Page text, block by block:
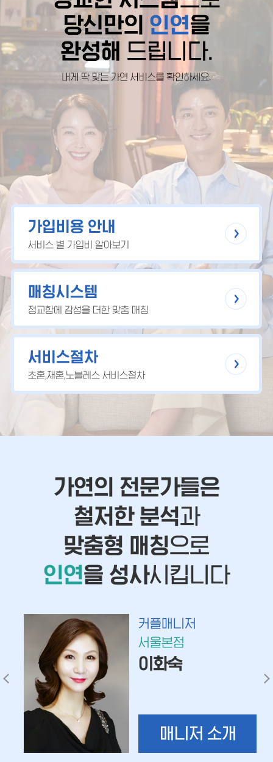
가입비용 안내
서비스 별 가입비 알아보기
매칭시스템
정교함에 감성을 더한 맞춤 매칭
서비스절차
초혼,재혼,노블레스 서비스절차
가연의 전문가들은
철저한 분석과
맞춤형 매칭으로
인연을 성사시킵니다
커플매니저
서울본점
이화숙
매니저 소개